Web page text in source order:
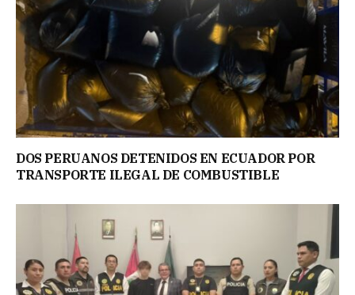
DOS PERUANOS DETENIDOS EN ECUADOR POR
TRANSPORTE ILEGAL DE COMBUSTIBLE